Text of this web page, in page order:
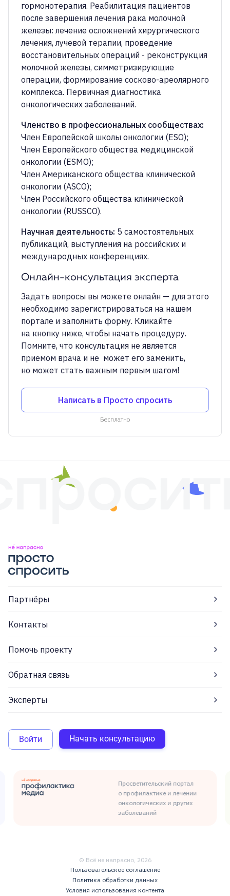
гормонотерапия. Реабилитация пациентов
после завершения лечения рака молочной
железы: лечение осложнений хирургического
лечения, лучевой терапии, проведение
восстановительных операций - реконструкция
молочной железы, симметризирующие
операции, формирование сосково-ареолярного
комплекса. Первичная диагностика
онкологических заболеваний.
Членство в профессиональных сообществах:
Член Европейской школы онкологии (ESO);
Член Европейского общества медицинской
онкологии (ESMO);
Член Американского общества клинической
онкологии (ASCO);
Член Российского общества клинической
Научная деятельность: 5 самостоятельных
публикаций, выступления на российских и
международных конференциях.
Онлайн-консультация эксперта
Задать вопросы вы можете онлайн — для этого
необходимо зарегистрироваться на нашем
портале и заполнить форму. Кликайте
на кнопку ниже, чтобы начать процедуру.
Помните, что консультация не является
приемом врача и не может его заменить,
но может стать важным первым шагом!
Написать в Просто спросить
Бесплатно
Партнёры
Контакты
Помочь проекту
Обратная связь
Эксперты
Войти Начать консультацию
Просветительский портал
о профилактике и лечении
онкологических и других
заболеваний
© Всё не напрасно, 2026
Пользовательское соглашение
Политика обработки данных
Условия использования контента